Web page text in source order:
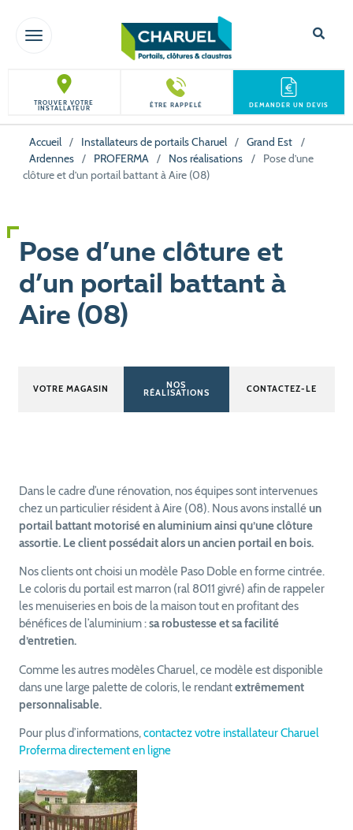
TOGGLE NAVIGATION
TROUVER VOTRE
INSTALLATEUR ÊTRE RAPPELÉ DEMANDER UN DEVIS
Accueil / Installateurs de portails Charuel / Grand Est
/
Ardennes / PROFERMA / Nos réalisations /
Pose d’une
clôture et d’un portail battant à Aire (08)
Pose d’une clôture et
d’un portail battant à
Aire (08)
VOTRE MAGASIN NOS
RÉALISATIONS CONTACTEZ-LE
Dans le cadre d’une rénovation, nos équipes sont intervenues
chez un particulier résident à Aire (08). Nous avons installéun
portail battant motorisé en aluminium ainsi qu’une clôture
assortie. Le client possédait alors un ancien portail en bois.
Nos clients ont choisi un modèle Paso Doble en forme cintrée.
Le coloris du portail est marron (ral 8011 givré) afin de rappeler
les menuiseries en bois de la maison tout en profitant des
bénéfices de l’aluminium :sa robustesse et sa facilité
d’entretien.
Comme les autres modèles Charuel, ce modèle est disponible
dans une large palette de coloris, le rendantextrêmement
personnalisable.
Pour plus d’informations,contactez votre installateur Charuel
Proferma directement en ligne